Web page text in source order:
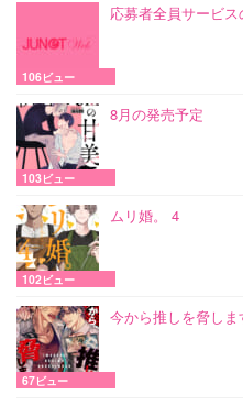
応募者全員サービ
106ビュー
8月の発売予定
103ビュー
ムリ婚。 4
102ビュー
今から推しを脅しま
67ビュー